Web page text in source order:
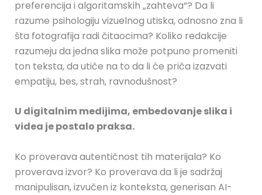
preferencija i algoritamskih „zahteva“? Da li
razume psihologiju vizuelnog utiska, odnosno zna li
šta fotografija radi čitaocima? Koliko redakcije
razumeju da jedna slika može potpuno promeniti
ton teksta, da utiče na to da li će priča izazvati
empatiju, bes, strah, ravnodušnost?
U digitalnim medijima, embedovanje slika i
videa je postalo praksa.
Ko proverava autentičnost tih materijala? Ko
proverava izvor? Ko proverava da li je sadržaj
manipulisan, izvučen iz konteksta, generisan AI-